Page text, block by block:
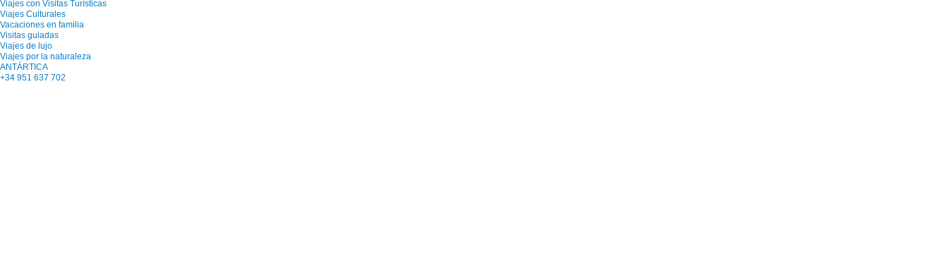
Viajes con Visitas Turísticas
Viajes Culturales
Vacaciones en familia
Visitas guiadas
Viajes de lujo
Viajes por la naturaleza
ANTÁRTICA
+34 951 637 702